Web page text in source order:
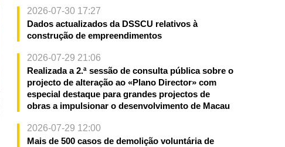
2026-07-30 17:27
Dados actualizados da DSSCU relativos à
construção de empreendimentos
2026-07-29 21:06
Realizada a 2.ª sessão de consulta pública sobre o
projecto de alteração ao «Plano Director» com
especial destaque para grandes projectos de
obras a impulsionar o desenvolvimento de Macau
2026-07-29 12:00
Mais de 500 casos de demolição voluntária de